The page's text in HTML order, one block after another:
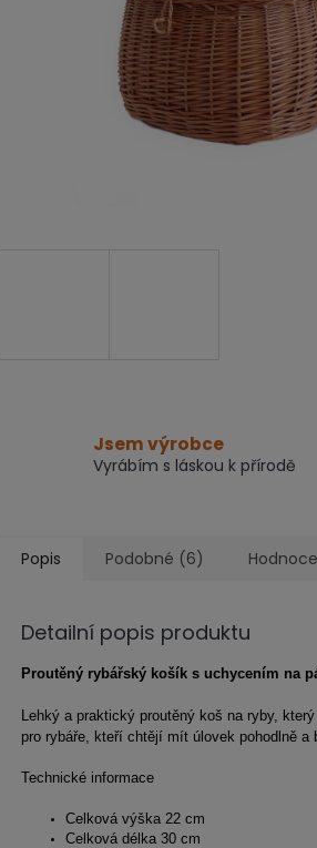
Jsem výrobce
Vyrábím s láskou k přírodě
Popis Podobné (6)
Detailní popis produktu
Proutěný rybářský košík s uchycením na
Lehký a praktický proutěný koš na ryby,
pro rybáře, kteří chtějí mít úlovek pohodlně a
Technické informace
Celková výška 22 cm
Celková délka 30 cm